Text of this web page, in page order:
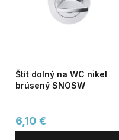
Štít dolný na WC nikel
brúsený SNOSW
6,10 €